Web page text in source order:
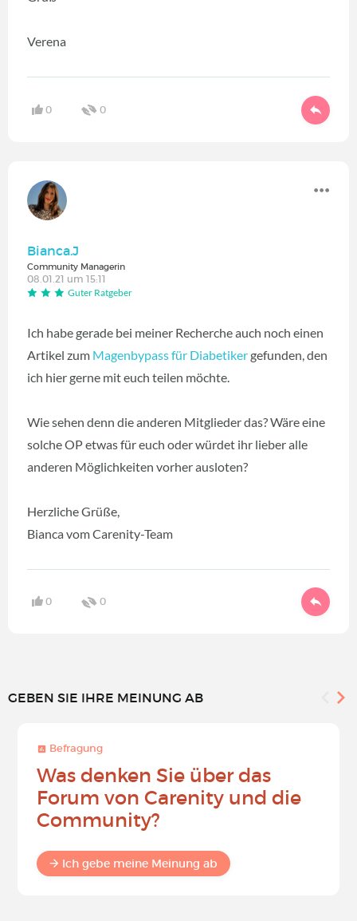
Verena
0 0
Bianca.J
Community Managerin
08.01.21 um 15:11
Guter Ratgeber
Ich habe gerade bei meiner Recherche auch noch einen
Artikel zum Magenbypass für Diabetikergefunden, den
ich hier gerne mit euch teilen möchte.
Wie sehen denn die anderen Mitglieder das? Wäre eine
solche OP etwas für euch oder würdet ihr lieber alle
anderen Möglichkeiten vorher ausloten?
Herzliche Grüße,
Bianca vom Carenity-Team
0 0
GEBEN SIE IHRE MEINUNG AB
Befragung
Was denken Sie über das
Forum von Carenity und die
Community?
Ich gebe meine Meinung ab